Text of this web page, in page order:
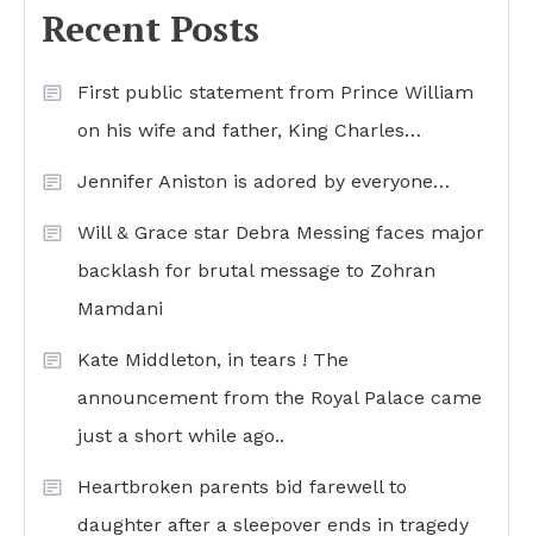
Recent Posts
First public statement from Prince William
on his wife and father, King Charles…
Jennifer Aniston is adored by everyone…
Will & Grace star Debra Messing faces major
backlash for brutal message to Zohran
Mamdani
Kate Middleton, in tears ! The
announcement from the Royal Palace came
just a short while ago..
Heartbroken parents bid farewell to
daughter after a sleepover ends in tragedy